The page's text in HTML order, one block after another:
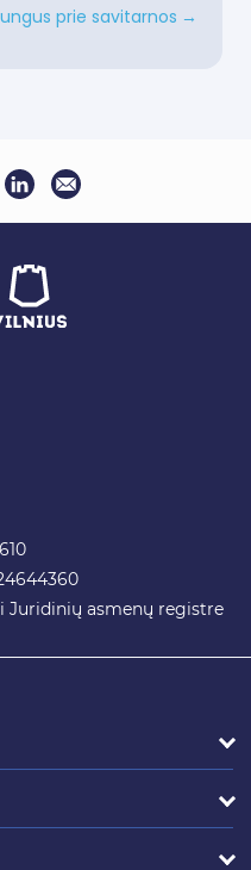
prie savitarnos →
Juridinių asmenų registre